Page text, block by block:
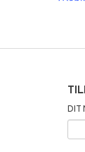
DIT